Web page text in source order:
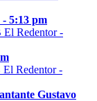
5:13 pm
Gustavo